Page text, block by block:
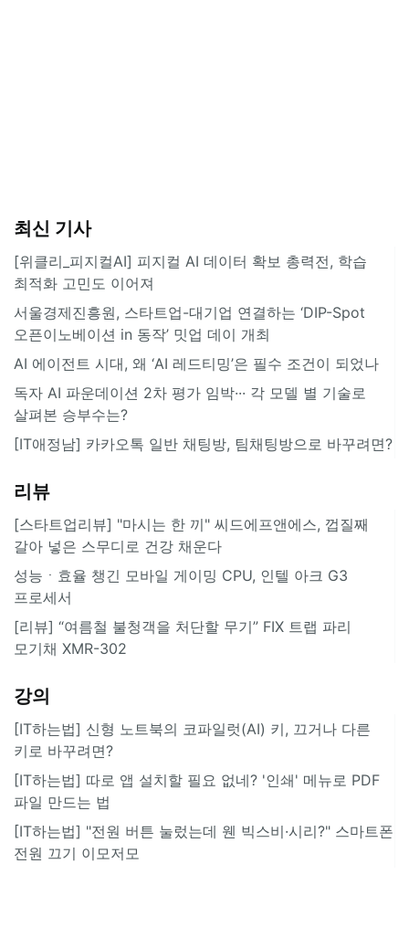
최신 기사
[위클리_피지컬AI] 피지컬 AI 데이터 확보 총력전, 학습
최적화 고민도 이어져
서울경제진흥원, 스타트업-대기업 연결하는 ‘DIP-Spot
오픈이노베이션 in 동작’ 밋업 데이 개최
AI 에이전트 시대, 왜 ‘AI 레드티밍’은 필수 조건이 되었나
독자 AI 파운데이션 2차 평가 임박··· 각 모델 별 기술로
살펴본 승부수는?
[IT애정남] 카카오톡 일반 채팅방, 팀채팅방으로 바꾸려면?
리뷰
[스타트업리뷰] "마시는 한 끼" 씨드에프앤에스, 껍질째
갈아 넣은 스무디로 건강 채운다
성능ㆍ효율 챙긴 모바일 게이밍 CPU, 인텔 아크 G3
프로세서
[리뷰] “여름철 불청객을 처단할 무기” FIX 트랩 파리
모기채 XMR-302
강의
[IT하는법] 신형 노트북의 코파일럿(AI) 키, 끄거나 다른
키로 바꾸려면?
[IT하는법] 따로 앱 설치할 필요 없네? '인쇄' 메뉴로 PDF
파일 만드는 법
[IT하는법] "전원 버튼 눌렀는데 웬 빅스비·시리?" 스마트폰
전원 끄기 이모저모